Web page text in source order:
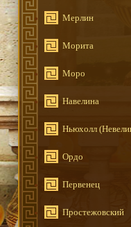
Мерлин
Морита
Моро
Навелина
Ньюхолл
Ордо
Первенец
Простежовский